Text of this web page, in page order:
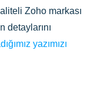
Zoho markası
detaylarını
yazımızı